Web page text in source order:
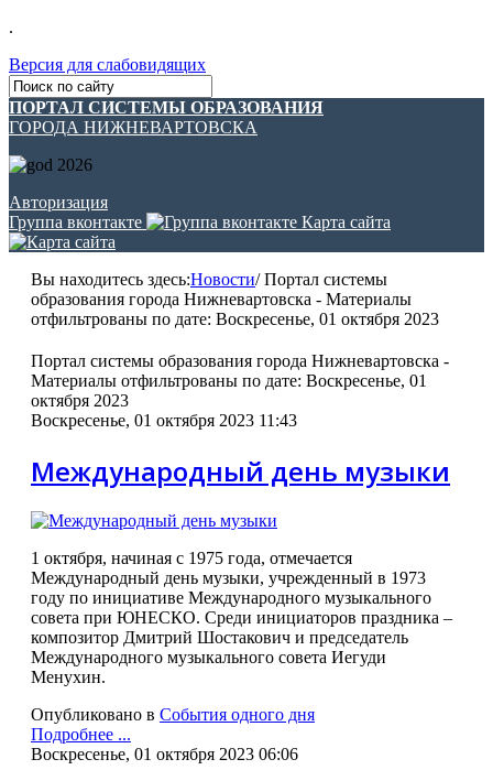
.
Версия для слабовидящих
ПОРТАЛ СИСТЕМЫ ОБРАЗОВАНИЯ
ГОРОДА НИЖНЕВАРТОВСКА
Авторизация
Группа вконтакте
Карта сайта
Вы находитесь здесь:Новости/Портал системы
образования города Нижневартовска - Материалы
отфильтрованы по дате: Воскресенье, 01 октября 2023
Портал системы образования города Нижневартовска -
Материалы отфильтрованы по дате: Воскресенье, 01
октября 2023
Воскресенье, 01 октября 2023 11:43
Международный день музыки
1 октября, начиная с 1975 года, отмечается
Международный день музыки, учрежденный в 1973
году по инициативе Международного музыкального
совета при ЮНЕСКО. Среди инициаторов праздника –
композитор Дмитрий Шостакович и председатель
Международного музыкального совета Иегуди
Менухин.
Опубликовано в События одного дня
Подробнее ...
Воскресенье, 01 октября 2023 06:06